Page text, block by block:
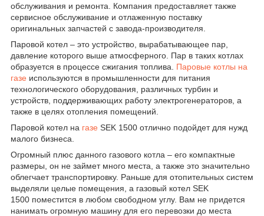
обслуживания и ремонта. Компания предоставляет также
сервисное обслуживание и отлаженную поставку
оригинальных запчастей с завода-производителя.
Паровой котел – это устройство, вырабатывающее пар,
давление которого выше атмосферного. Пар в таких котлах
образуется в процессе сжигания топлива. Паровые котлы на
газе используются в промышленности для питания
технологического оборудования, различных турбин и
устройств, поддерживающих работу электрогенераторов, а
также в целях отопления помещений.
Паровой котел на газе SEK 1500 отлично подойдет для нужд
малого бизнеса.
Огромный плюс данного газового котла – его компактные
размеры, он не займет много места, а также это значительно
облегчает транспортировку. Раньше для отопительных систем
выделяли целые помещения, а газовый котел SEK
1500 поместится в любом свободном углу. Вам не придется
нанимать огромную машину для его перевозки до места